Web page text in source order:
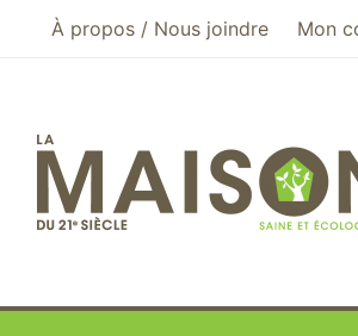
Aller au menu principal
Aller au contenu principal
À propos / Nous joindre Mon